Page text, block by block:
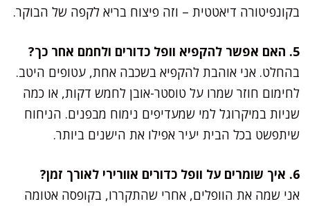
בקונפיטורה דיאטטית – וזה פיצוח בריא לקפה של הבוקר.
5. האם אפשר להקפיא וופל כדורים ולחמם אחר כך?
בהחלט. אני אוהבת להקפיא בשכבה אחת, עטופים היטב.
לחימום חוזר שמרו על טוסטר-אובן לחמש דקות, או כמה
שניות במיקרוגל למי שמעדיפים נימוח מבפנים. הניחוח
שיתפשט בכל הבית יעיר אפילו את הישנים ביותר.
6. איך שומרים על וופל כדורים אוורירי לאורך זמן?
אני שמה את הוופלים, אחרי שהתקררו, בקופסה אטומה